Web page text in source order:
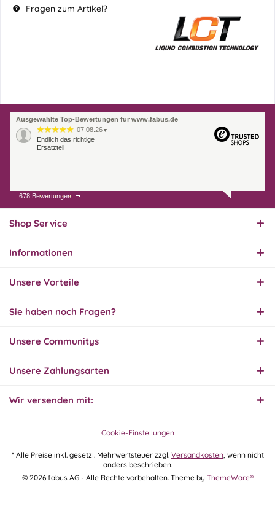
Fragen zum Artikel?
Ausgewählte Top-Bewertungen für www.fabus.de
07.08.26 ▼
Endlich das richtige
Ersatzteil
01.08.26
Innerhalb 2 Tagen Ware
Super schnelle Lieferung,
Produkt und Preis
30.07.26
29.07.26▼
678 Bewertungen
Shop Service
Informationen
Unsere Vorteile
Sie haben noch Fragen?
Unsere Communitys
Unsere Zahlungsarten
Wir versenden mit:
Cookie-Einstellungen
* Alle Preise inkl. gesetzl. Mehrwertsteuer zzgl. Versandkosten, wenn nicht
anders beschrieben.
© 2026 fabus AG - Alle Rechte vorbehalten. Theme by ThemeWare®